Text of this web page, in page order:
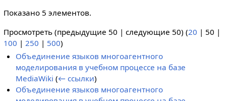
Показано 5 элементов.
Просмотреть (предыдущие 50 | следующие 50) (20 | 50 |
100 | 250 | 500)
Объединение языков многоагентного
моделирования в учебном процессе на базе
MediaWiki (← ссылки)
Объединение языков многоагентного